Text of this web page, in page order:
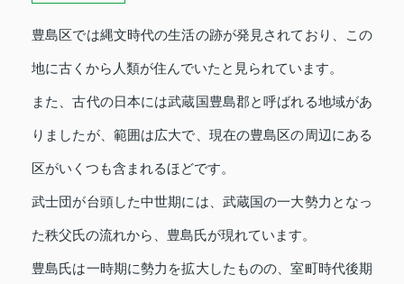
豊島区では縄文時代の生活の跡が発見されており、この
地に古くから人類が住んでいたと見られています。
また、古代の日本には武蔵国豊島郡と呼ばれる地域があ
りましたが、範囲は広大で、現在の豊島区の周辺にある
区がいくつも含まれるほどです。
武士団が台頭した中世期には、武蔵国の一大勢力となっ
た秩父氏の流れから、豊島氏が現れています。
豊島氏は一時期に勢力を拡大したものの、室町時代後期